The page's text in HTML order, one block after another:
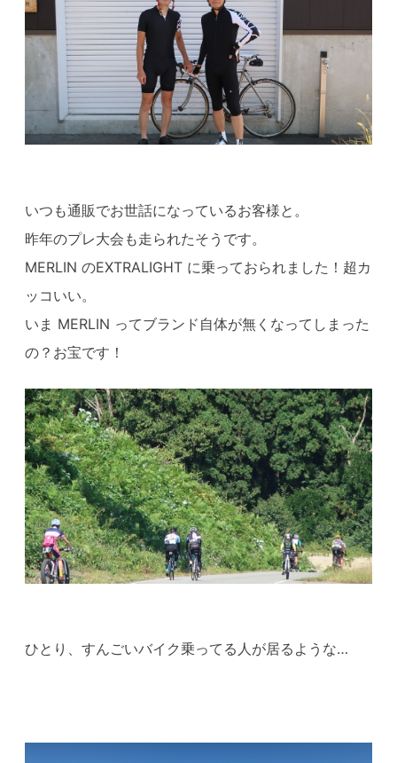
いつも通販でお世話になっているお客様と。
昨年のプレ大会も走られたそうです。
MERLIN のEXTRALIGHT に乗っておられました！超カ
ッコいい。
いま MERLIN ってブランド自体が無くなってしまった
の？お宝です！
ひとり、すんごいバイク乗ってる人が居るような…